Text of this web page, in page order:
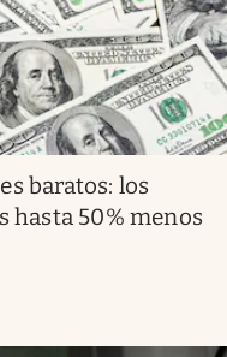
baratos: los
hasta 50% menos